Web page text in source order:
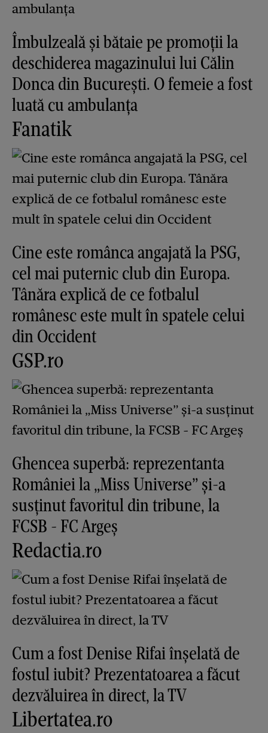
Îmbulzeală și bătaie pe promoții la
deschiderea magazinului lui Călin
Donca din București. O femeie a fost
luată cu ambulanța
Fanatik
Cine este românca angajată la PSG,
cel mai puternic club din Europa.
Tânăra explică de ce fotbalul
românesc este mult în spatele celui
din Occident
GSP.ro
Ghencea superbă: reprezentanta
României la „Miss Universe” și-a
susținut favoritul din tribune, la
FCSB - FC Argeș
Redactia.ro
Cum a fost Denise Rifai înșelată de
fostul iubit? Prezentatoarea a făcut
dezvăluirea în direct, la TV
Libertatea.ro